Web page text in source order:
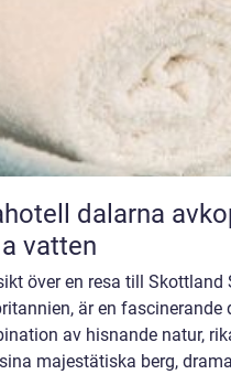
avkoppling bland blå berg och
vatten
över en resa till
är en fascinerande
av hisnande natur,
majestätiska berg,